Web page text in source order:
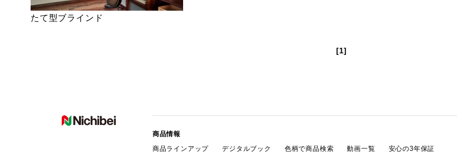
たて型ブラインド
[1]
商品情報
商品ラインアップ
デジタルブック 色柄で商品検索 動画一覧 安心の3年保証